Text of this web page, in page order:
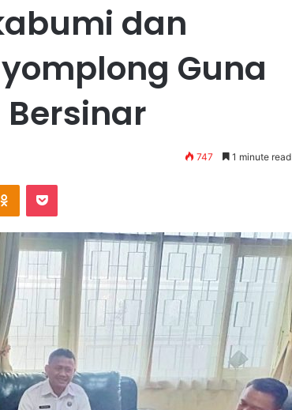
dan
Guna
747 1 minute read
Odnoklassniki
Pocket